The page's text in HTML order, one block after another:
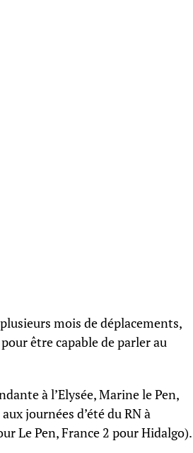
mois de déplacements,
être capable de parler au
à l’Elysée, Marine le Pen,
journées d’été du RN à
Le Pen, France 2 pour Hidalgo).